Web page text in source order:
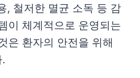
, 철저한 멸균 소독 등 감
이 체계적으로 운영되는
은 환자의 안전을 위해